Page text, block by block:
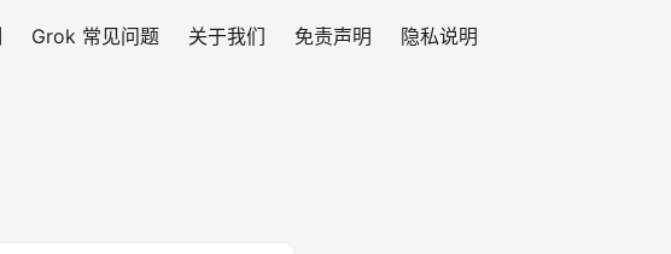
Grok 常见问题 关于我们 免责声明 隐私说明